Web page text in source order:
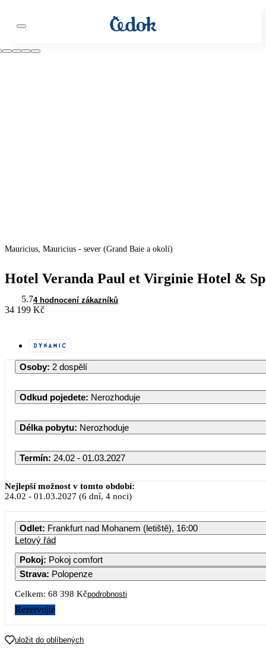
Mauricius, Mauricius - sever (Grand Baie a okolí)
Hotel Veranda Paul et Virginie Hotel &
5.74 hodnocení zákazníků
34 199 Kč
Osoby: 2 dospělí
Odkud pojedete: Nerozhoduje
Délka pobytu: Nerozhoduje
Termín: 24.02 - 01.03.2027
Únor 2027
PO ÚT ST ČT PÁ
44 899 47 679 35 669 46 899 37 069
Nejlepší možnost v tomto období:
24.02 - 01.03.2027 (6 dní, 4 noci)
Odlet: Frankfurt nad Mohanem (letiště), 16:00
Letový řád
Pokoj: Pokoj comfort
Strava: Polopenze
Celkem: 68 398 Kčpodrobnosti
Rezervujte
uložit do oblíbených